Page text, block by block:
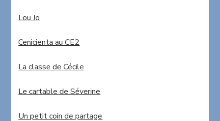
Lou Jo
Cenicienta au CE2
La classe de Cécile
Le cartable de Séverine
Un petit coin de partage